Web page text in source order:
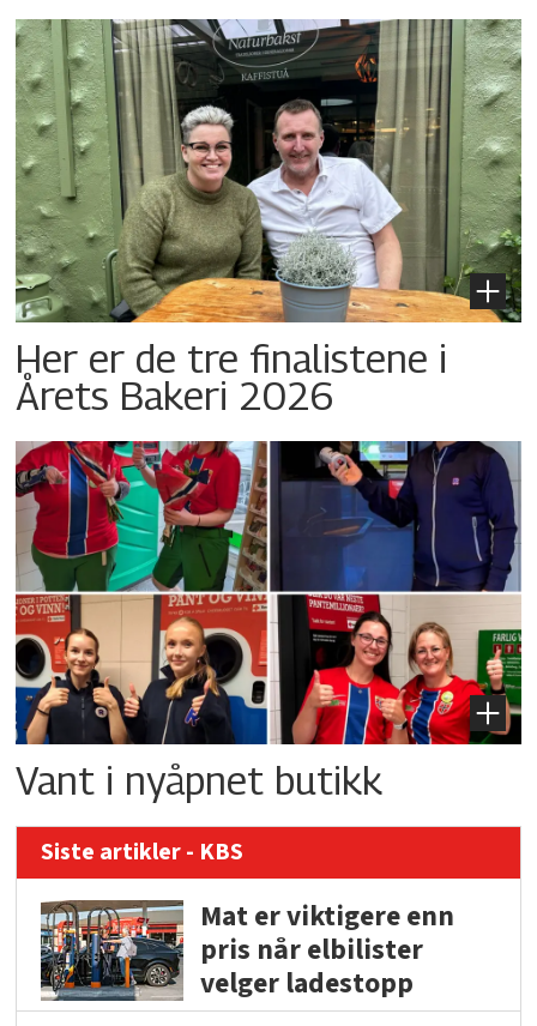
Her er de tre finalistene i
Årets Bakeri 2026
Vant i nyåpnet butikk
Siste artikler - KBS
Mat er viktigere enn
pris når elbilister
velger ladestopp